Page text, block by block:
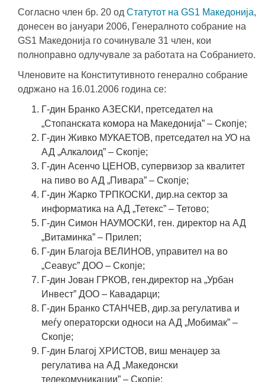
Согласно член бр. 20 од Статутот на GS1 Македонија,
донесен во јануари 2006, Генералното собрание на
GS1 Македонија го сочинувале 31 член, кои
полноправно одлучувале за работата на Собранието.
Членовите на Конститутивното генерално собрание
одржано на 16.01.2006 година се:
Г-дин Бранко АЗЕСКИ , претседател на
„Стопанската комора на Македонија” – Скопје;
Г-дин Живко МУКАЕТОВ, претседател на УО на
АД „Алкалоид” – Скопје;
Г-дин Асенчо ЦЕНОВ, супервизор за квалитет
на пиво во АД „Пивара” – Скопје;
Г-дин Жарко ТРПКОСКИ , дир.на сектор за
информатика на АД „Тетекс” – Тетово;
Г-дин Симон НАУМОСКИ , ген. директор на АД
„Витаминка” – Прилеп;
Г-дин Благоја ВЕЛИНОВ, управител на во
„Сеавус” ДОО – Скопје;
Г-дин Јован ГРКОВ, ген.директор на „Урбан
Инвест” ДОО – Кавадарци;
Г-дин Бранко СТАНЧЕВ, дир.за регулатива и
меѓу операторски односи на АД „Мобимак” –
Скопје;
Г-дин Благој ХРИСТОВ, виш менаџер за
регулатива на АД „Македонски
телекомуникации” – Скопје;